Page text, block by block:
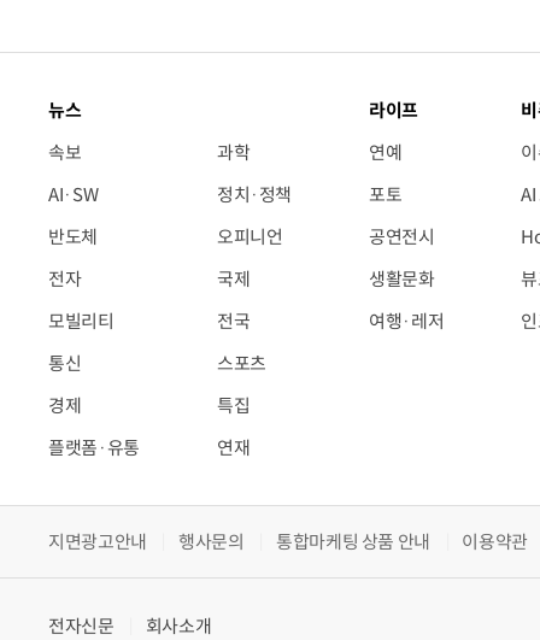
뉴스
속보
AI·SW
반도체
전자
모빌리티
통신
경제
플랫폼·유통
과학
정치·정책
오피니언
국제
전국
스포츠
특집
연재
라이프
연예
포토
공연전시
생활문화
여행·레저
지면광고안내 행사문의 통합마케팅 상품 안내 이용약관
전자신문
회사소개